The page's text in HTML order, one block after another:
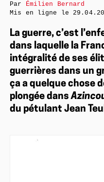
La guerre, c’est
dans laquelle la
intégralité de ses
guerrières dans un
ça a quelque chose
plongée dans
du pétulant Jean
Par Émilien Bernard
Mis en ligne le